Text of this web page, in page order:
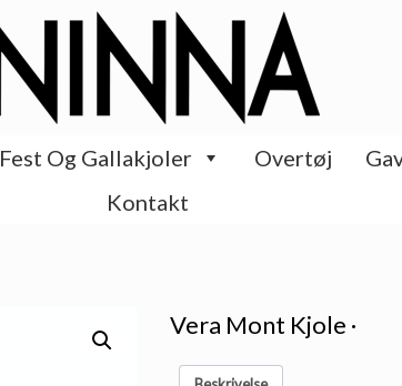
Fest Og Gallakjoler Overtøj
Kontakt
Vera Mont Kjole ·